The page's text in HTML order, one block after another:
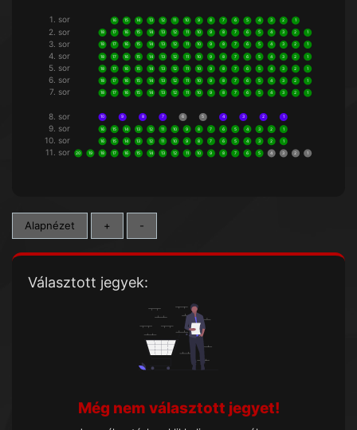
1. sor 16 15 14 13 12 11 10 9 8 7 6 5 4 3 2 1
2. sor 18 17 16 15 14 13 12 11 10 9 8 7 6 5 4 3 2 1
3. sor 18 17 16 15 14 13 12 11 10 9 8 7 6 5 4 3 2 1
4. sor 18 17 16 15 14 13 12 11 10 9 8 7 6 5 4 3 2 1
5. sor 18 17 16 15 14 13 12 11 10 9 8 7 6 5 4 3 2 1
6. sor 18 17 16 15 14 13 12 11 10 9 8 7 6 5 4 3 2 1
7. sor 18 17 16 15 14 13 12 11 10 9 8 7 6 5 4 3 2 1
8. sor 10 9 8 7 6 5 4 3 2 1
9. sor 16 15 14 13 12 11 10 9 8 7 6 5 4 3 2 1
10. sor 16 15 14 13 12 11 10 9 8 7 6 5 4 3 2 1
11. sor 20 19 18 17 16 15 14 13 12 11 10 9 8 7 6 5 4 3 2 1
Alapnézet + -
Választott jegyek:
Még nem választott jegyet!